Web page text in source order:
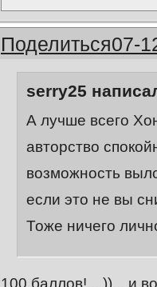
Поделиться07-
serry25
А лучше всего
авторство
возможность
если это не вы
Тоже ничего
100 баллов!... ))... и